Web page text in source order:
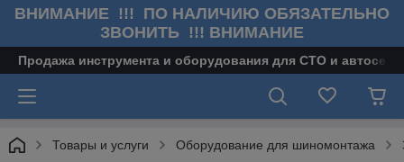
ВНИМАНИЕ !!! ПО НАЛИЧИЮ ОБЯЗАТЕЛЬНО
ЗВОНИТЬ !!! ВНИМАНИЕ
Продажа инструмента и оборудования для СТО и
Товары и услуги Оборудование для шиномонтажа